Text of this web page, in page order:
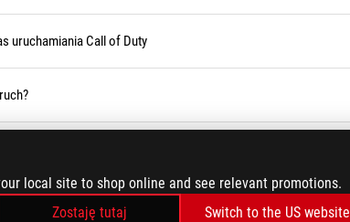
local site to shop online and see relevant promotions.
Zostaję tutaj
Switch to the US website
uruchamiania Call of Duty
i standardowego szyfrowania BitLocker